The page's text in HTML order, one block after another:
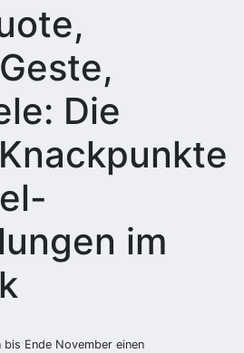
Die
im
bis Ende November einen